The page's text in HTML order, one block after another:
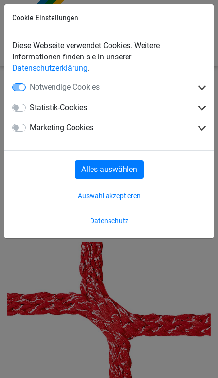
Cookie Einstellungen
Diese Webseite verwendet Cookies. Weitere
Informationen finden sie in unserer
Datenschutzerklärung.
Notwendige Cookies
Statistik-Cookies
Marketing Cookies
Datenschutz
Auswahl akzeptieren
Alles auswählen
Industrienetze
Skipistennetze/Schneefangzäune
Sicherungsnetz aus PP, ca. 5
mm, Maschenweite 70 mm